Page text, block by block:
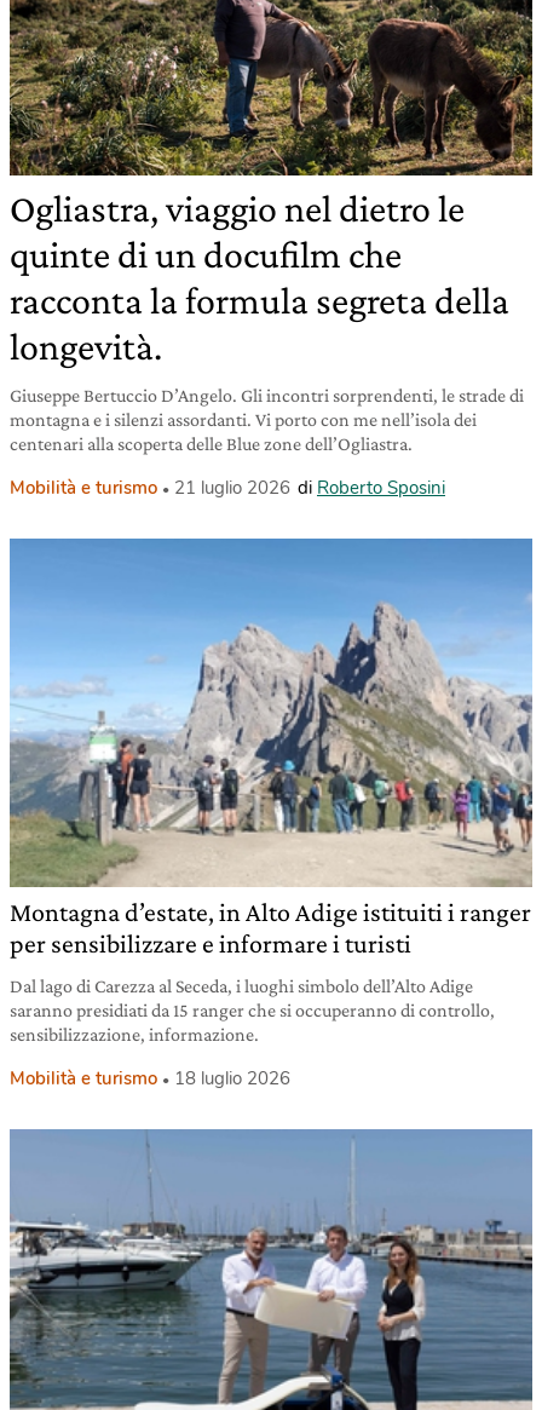
Ogliastra, viaggio nel dietro le
quinte di un docufilm che
racconta la formula segreta della
longevità.
Giuseppe Bertuccio D’Angelo. Gli incontri sorprendenti, le strade di
montagna e i silenzi assordanti. Vi porto con me nell’isola dei
centenari alla scoperta delle Blue zone dell’Ogliastra.
Mobilità e turismo 21 luglio 2026 di Roberto Sposini
Montagna d’estate, in Alto Adige istituiti i ranger
per sensibilizzare e informare i turisti
Dal lago di Carezza al Seceda, i luoghi simbolo dell’Alto Adige
saranno presidiati da 15 ranger che si occuperanno di controllo,
sensibilizzazione, informazione.
Mobilità e turismo 18 luglio 2026